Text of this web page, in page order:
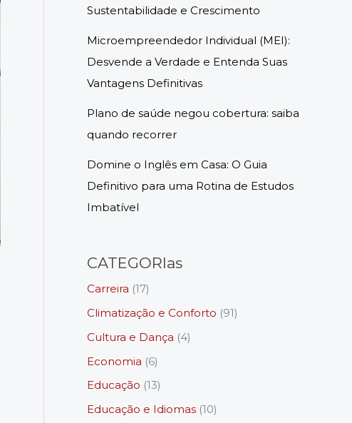
Sustentabilidade e Crescimento
Microempreendedor Individual (MEI):
Desvende a Verdade e Entenda Suas
Vantagens Definitivas
Plano de saúde negou cobertura: saiba
quando recorrer
Domine o Inglês em Casa: O Guia
Definitivo para uma Rotina de Estudos
Imbatível
CATEGORIas
Carreira (17)
Climatização e Conforto (91)
Cultura e Dança (4)
Economia (6)
Educação (13)
Educação e Idiomas (10)